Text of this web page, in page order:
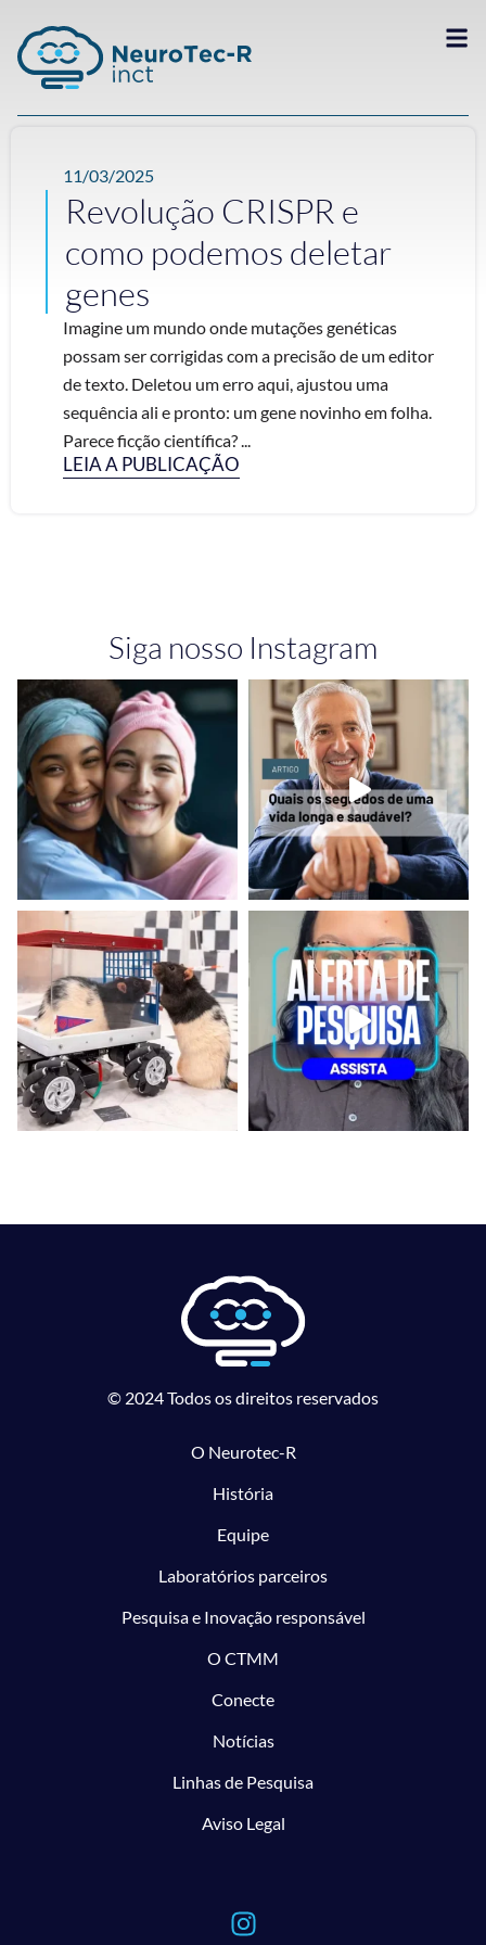
11/03/2025
Revolução CRISPR e
como podemos deletar
genes
Imagine um mundo onde mutações genéticas
possam ser corrigidas com a precisão de um editor
de texto. Deletou um erro aqui, ajustou uma
sequência ali e pronto: um gene novinho em folha.
Parece ficção científica? ...
LEIA A PUBLICAÇÃO
Siga nosso Instagram
© 2024 Todos os direitos reservados
O Neurotec-R
História
Equipe
Laboratórios parceiros
Pesquisa e Inovação responsável
O CTMM
Conecte
Notícias
Linhas de Pesquisa
Aviso Legal